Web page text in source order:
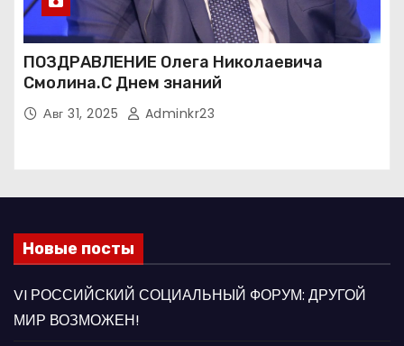
ПОЗДРАВЛЕНИЕ Олега Николаевича
Смолина.С Днем знаний
Авг 31, 2025 Adminkr23
Новые посты
VI РОССИЙСКИЙ СОЦИАЛЬНЫЙ ФОРУМ: ДРУГОЙ
МИР ВОЗМОЖЕН!